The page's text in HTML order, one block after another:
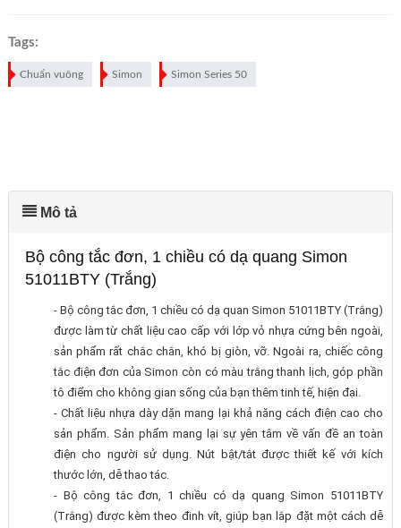
Tags:
Chuẩn vuông Simon Simon Series 50
Mô tả
Bộ công tắc đơn, 1 chiều có dạ quang Simon
51011BTY (Trắng)
- Bộ công tắc đơn, 1 chiều có dạ quan Simon 51011BTY (Trắng)
được làm từ chất liệu cao cấp với lớp vỏ nhựa cứng bên ngoài,
sản phẩm rất chắc chắn, khó bị giòn, vỡ. Ngoài ra, chiếc công
tắc điện đơn của Simon còn có màu trắng thanh lịch, góp phần
tô điểm cho không gian sống của bạn thêm tinh tế, hiện đại.
- Chất liệu nhựa dày dặn mang lại khả năng cách điện cao cho
sản phẩm. Sản phẩm mang lại sự yên tâm về vấn đề an toàn
điện cho người sử dụng. Nút bật/tắt được thiết kế với kích
thước lớn, dễ thao tác.
- Bộ công tắc đơn, 1 chiều có dạ quang Simon 51011BTY
(Trắng) được kèm theo đinh vít, giúp bạn lắp đặt một cách dễ